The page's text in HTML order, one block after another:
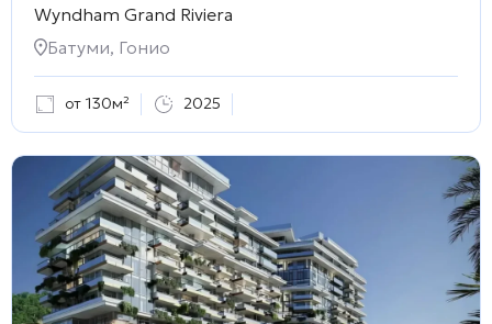
Wyndham Grand Riviera
Батуми, Гонио
от 130м² 2025